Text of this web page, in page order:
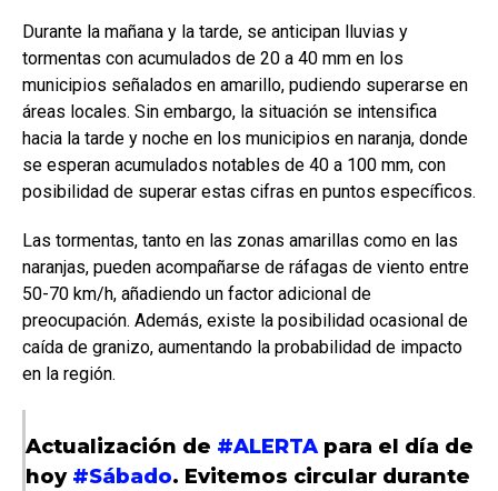
Durante la mañana y la tarde, se anticipan lluvias y
tormentas con acumulados de 20 a 40 mm en los
municipios señalados en amarillo, pudiendo superarse en
áreas locales. Sin embargo, la situación se intensifica
hacia la tarde y noche en los municipios en naranja, donde
se esperan acumulados notables de 40 a 100 mm, con
posibilidad de superar estas cifras en puntos específicos.
Las tormentas, tanto en las zonas amarillas como en las
naranjas, pueden acompañarse de ráfagas de viento entre
50-70 km/h, añadiendo un factor adicional de
preocupación. Además, existe la posibilidad ocasional de
caída de granizo, aumentando la probabilidad de impacto
en la región.
Actualización de #ALERTApara el día de
hoy #Sábado. Evitemos circular durante